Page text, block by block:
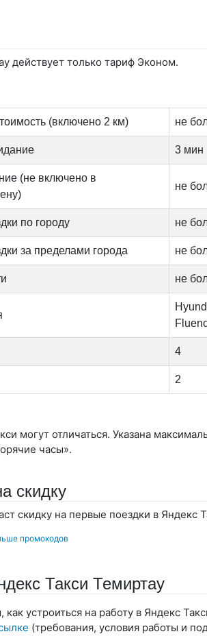
действует только тариф Эконом.
(включено 2 км) не
3 мин
(не включено в
не
по городу не
за пределами города не
не
4
2
могут отличаться. Указана
часы».
скидку
скидку на первые поездки в Яндекс
промокодов
Такси Темиртау
устроиться на работу в Яндекс
(требования, условия работы и